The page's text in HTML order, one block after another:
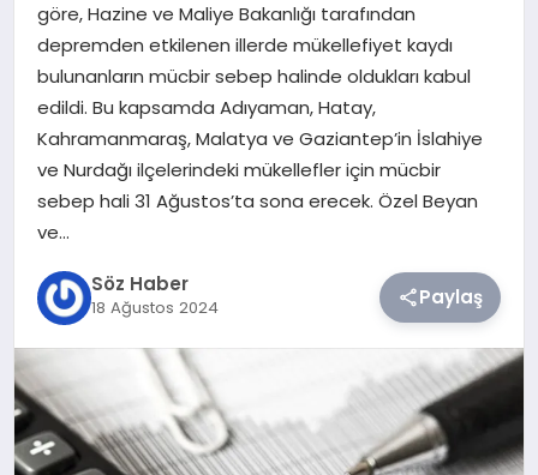
DÜNYA
TEKNOLOJI
SIYASET
YAŞAM
göre, Hazine ve Maliye Bakanlığı tarafından
depremden etkilenen illerde mükellefiyet kaydı
bulunanların mücbir sebep halinde oldukları kabul
edildi. Bu kapsamda Adıyaman, Hatay,
Kahramanmaraş, Malatya ve Gaziantep’in İslahiye
ve Nurdağı ilçelerindeki mükellefler için mücbir
sebep hali 31 Ağustos’ta sona erecek. Özel Beyan
ve…
Söz Haber
18 Ağustos 2024 Paylaş